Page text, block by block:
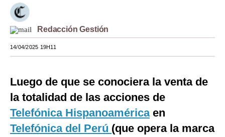
Estilos
Mundo
España
Internacional
Tecnología
Redacción Gestión
14/04/2025 19H11
Luego de que se conociera la venta de
la totalidad de las acciones de
Telefónica Hispanoaméricaen
Telefónica del Perú (que opera la marca